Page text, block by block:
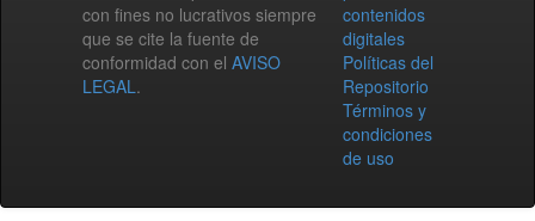
con fines no lucrativos siempre
que se cite la fuente de
conformidad con el AVISO
LEGAL.
contenidos
digitales
Políticas del
Repositorio
Términos y
condiciones
de uso